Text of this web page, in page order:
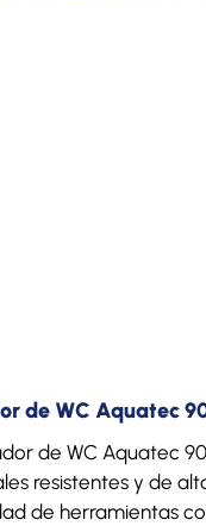
de WC Aquatec
de WC Aquatec
resistentes y de
de herramientas